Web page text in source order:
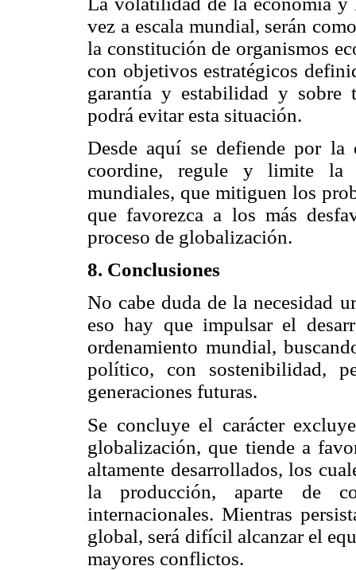
vez a escala mundial, serán
la constitución de organismos
con objetivos estratégicos
garantía y estabilidad y sobre
podrá evitar esta situación.
Desde aquí se defiende por
coordine, regule y limite la
mundiales, que mitiguen los
que favorezca a los más
proceso de globalización.
8. Conclusiones
No cabe duda de la necesidad
eso hay que impulsar el
ordenamiento mundial,
político, con sostenibilidad,
generaciones futuras.
Se concluye el carácter
globalización, que tiende a
altamente desarrollados, los
la producción, aparte de
internacionales. Mientras
global, será difícil alcanzar el
mayores conflictos.